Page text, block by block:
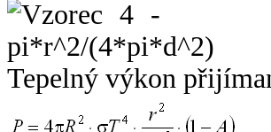
Tepelný výkon